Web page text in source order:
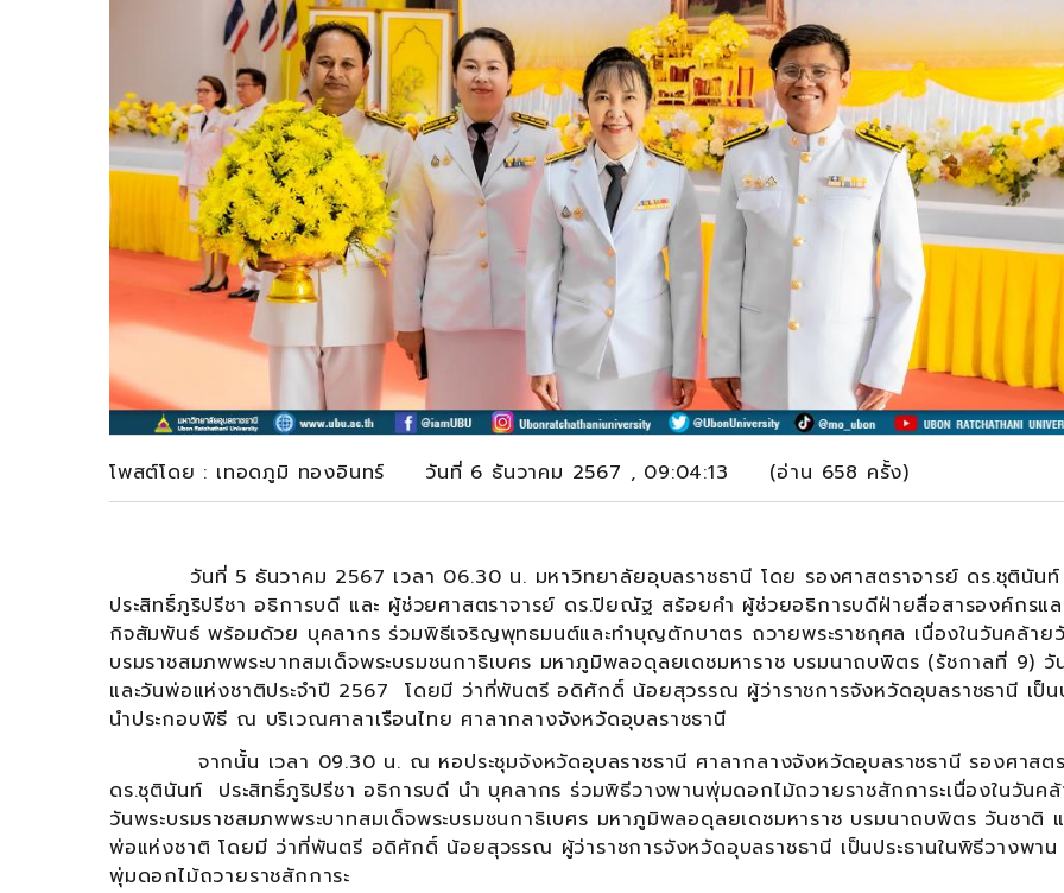
โพสต์โดย : เทอดภูมิ ทองอินทร์ วันที่ 6 ธันวาคม 2567 , 09:04:13 (อ่าน 658 ครั้ง)
วันที่ 5 ธันวาคม 2567 เวลา 06.30 น. มหาวิทยาลัยอุบลราชธานี โดย รองศาสตราจารย์ ดร.ชุตินันท์
ประสิทธิ์ภูริปรีชา อธิการบดี และ ผู้ช่วยศาสตราจารย์ ดร.ปิยณัฐ สร้อยคำ ผู้ช่วยอธิการบดีฝ่ายสื่อสารองค์กรแ
กิจสัมพันธ์ พร้อมด้วย บุคลากร ร่วมพิธีเจริญพุทธมนต์และทำบุญตักบาตร ถวายพระราชกุศล เนื่องในวันคล้าย
บรมราชสมภพพระบาทสมเด็จพระบรมชนกาธิเบศร มหาภูมิพลอดุลยเดชมหาราช บรมนาถบพิตร (รัชกาลที่ 9) วั
และวันพ่อแห่งชาติประจำปี 2567 โดยมี ว่าที่พันตรี อดิศักดิ์ น้อยสุวรรณ ผู้ว่าราชการจังหวัดอุบลราชธานี เป็น
นำประกอบพิธี ณ บริเวณศาลาเรือนไทย ศาลากลางจังหวัดอุบลราชธานี
จากนั้น เวลา 09.30 น. ณ หอประชุมจังหวัดอุบลราชธานี ศาลากลางจังหวัดอุบลราชธานี รองศาสตร
ดร.ชุตินันท์ ประสิทธิ์ภูริปรีชา อธิการบดี นำ บุคลากร ร่วมพิธีวางพานพุ่มดอกไม้ถวายราชสักการะเนื่องในวันค
วันพระบรมราชสมภพพระบาทสมเด็จพระบรมชนกาธิเบศร มหาภูมิพลอดุลยเดชมหาราช บรมนาถบพิตร วันชาติ
พ่อแห่งชาติ โดยมี ว่าที่พันตรี อดิศักดิ์ น้อยสุวรรณ ผู้ว่าราชการจังหวัดอุบลราชธานี เป็นประธานในพิธีวางพาน
พุ่มดอกไม้ถวายราชสักการะ